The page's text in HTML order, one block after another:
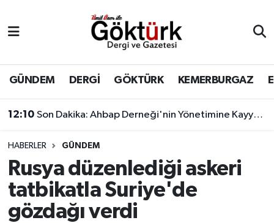
GÜNDEM DERGİ GÖKTÜRK KEMERBURGAZ
12:10 Son Dakika: Ahbap Derneği'nin Yönetimine Kayyum Atandı
HABERLER GÜNDEM
Rusya düzenlediği askeri
tatbikatla Suriye'de
gözdağı verdi
BİLİM
DERGİ
DÜNYA
EĞİTİM
EKONOMİ
Eyüpsultan Hava Durumu
Eyüpsultan Trafik Yoğunluk Haritası
Süper Lig Puan Durumu ve Fikstür
Tüm Manşetler
Son Dakika Haberleri
Haber Arşivi